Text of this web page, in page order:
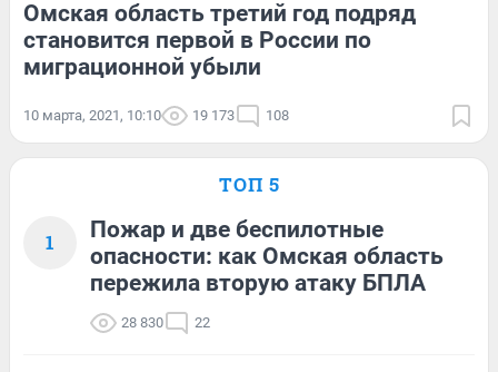
Омская область третий год подряд
становится первой в России по
миграционной убыли
10 марта, 2021, 10:10 19 173 108
ТОП 5
1
Пожар и две беспилотные
опасности: как Омская область
пережила вторую атаку БПЛА
28 830 22